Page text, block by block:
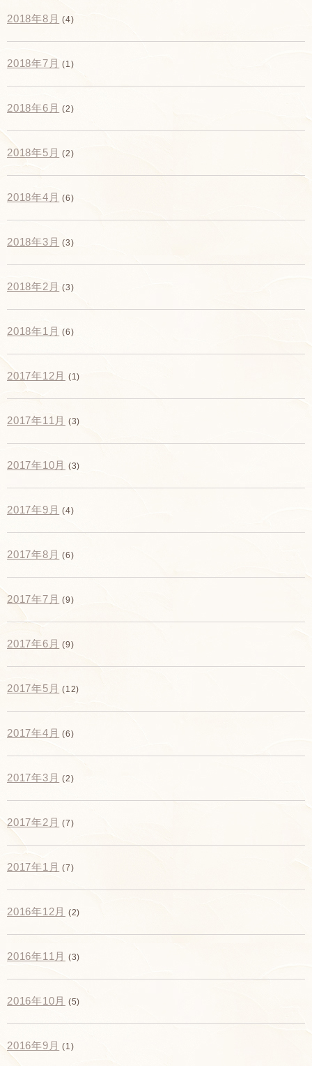
2018年8月 (4)
2018年7月 (1)
2018年6月 (2)
2018年5月 (2)
2018年4月 (6)
2018年3月 (3)
2018年2月 (3)
2018年1月 (6)
2017年12月 (1)
2017年11月 (3)
2017年10月 (3)
2017年9月 (4)
2017年8月 (6)
2017年7月 (9)
2017年6月 (9)
2017年5月 (12)
2017年4月 (6)
2017年3月 (2)
2017年2月 (7)
2017年1月 (7)
2016年12月 (2)
2016年11月 (3)
2016年10月 (5)
2016年9月 (1)